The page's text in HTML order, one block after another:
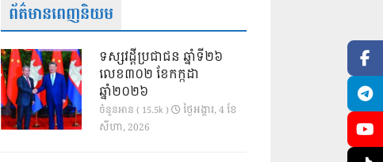
ព័ត៌មានពេញនិយម
ទស្សវដ្តីប្រជាជន ឆ្នាំទី២៦
លេខ៣០២ ខែកក្កដា
ឆ្នាំ២០២៦
ចំនួនអាន ( 15.5k )
ថ្ងៃ​អង្គារ, 4 ខែ​
សីហា, 2026